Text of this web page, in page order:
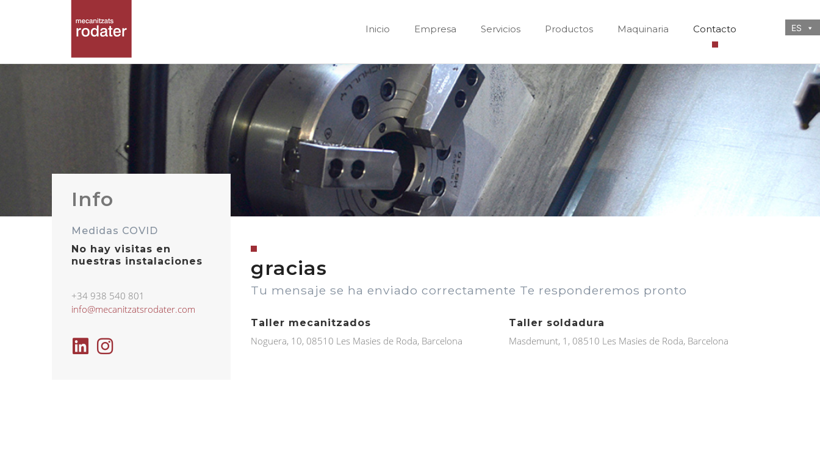
Inicio Empresa Servicios Productos Maquinaria Contacto ES
Info
Medidas COVID
No hay visitas en
nuestras instalaciones
+34 938 540 801
info@mecanitzatsrodater.com
gracias
Tu mensaje se ha enviado correctamente Te responderemos pronto
Taller mecanitzados
Noguera, 10, 08510 Les Masies de Roda, Barcelona
Taller soldadura
Masdemunt, 1, 08510 Les Masies de Roda, Barcelona